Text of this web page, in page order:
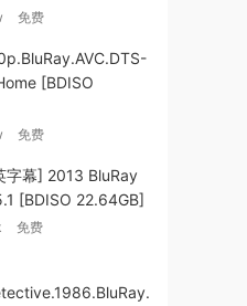
免费
[BDISO
免费
字幕] 2013 BluRay
[BDISO 22.64GB]
免费